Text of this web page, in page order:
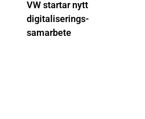
VW startar nytt
digitaliserings-
samarbete